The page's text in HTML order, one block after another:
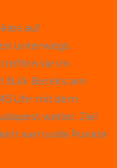
auf
unterwegs.
treffen sie im
BJA. Bereits am
Uhr mit dem
weiter. Ziel
wertvolle Punkte